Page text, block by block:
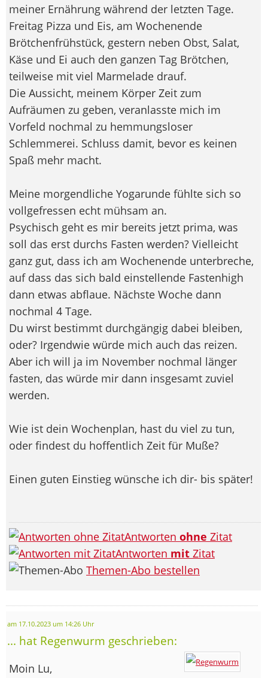
meiner Ernährung während der letzten Tage.
Freitag Pizza und Eis, am Wochenende
Brötchenfrühstück, gestern neben Obst, Salat,
Käse und Ei auch den ganzen Tag Brötchen,
teilweise mit viel Marmelade drauf.
Die Aussicht, meinem Körper Zeit zum
Aufräumen zu geben, veranlasste mich im
Vorfeld nochmal zu hemmungsloser
Schlemmerei. Schluss damit, bevor es keinen
Spaß mehr macht.
Meine morgendliche Yogarunde fühlte sich so
vollgefressen echt mühsam an.
Psychisch geht es mir bereits jetzt prima, was
soll das erst durchs Fasten werden? Vielleicht
ganz gut, dass ich am Wochenende unterbreche,
auf dass das sich bald einstellende Fastenhigh
dann etwas abflaue. Nächste Woche dann
nochmal 4 Tage.
Du wirst bestimmt durchgängig dabei bleiben,
oder? Irgendwie würde mich auch das reizen.
Aber ich will ja im November nochmal länger
fasten, das würde mir dann insgesamt zuviel
werden.
Wie ist dein Wochenplan, hast du viel zu tun,
oder findest du hoffentlich Zeit für Muße?
Einen guten Einstieg wünsche ich dir- bis später!
Antworten ohne Zitat
Antworten mit Zitat
Themen-Abo bestellen
am 17.10.2023 um 14:26 Uhr
... hat Regenwurm geschrieben:
Moin Lu,